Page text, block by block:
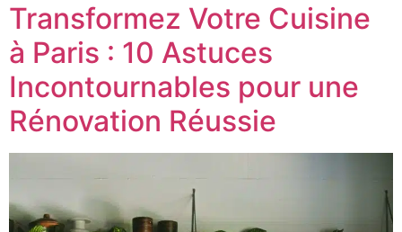
Transformez Votre Cuisine
à Paris : 10 Astuces
Incontournables pour une
Rénovation Réussie